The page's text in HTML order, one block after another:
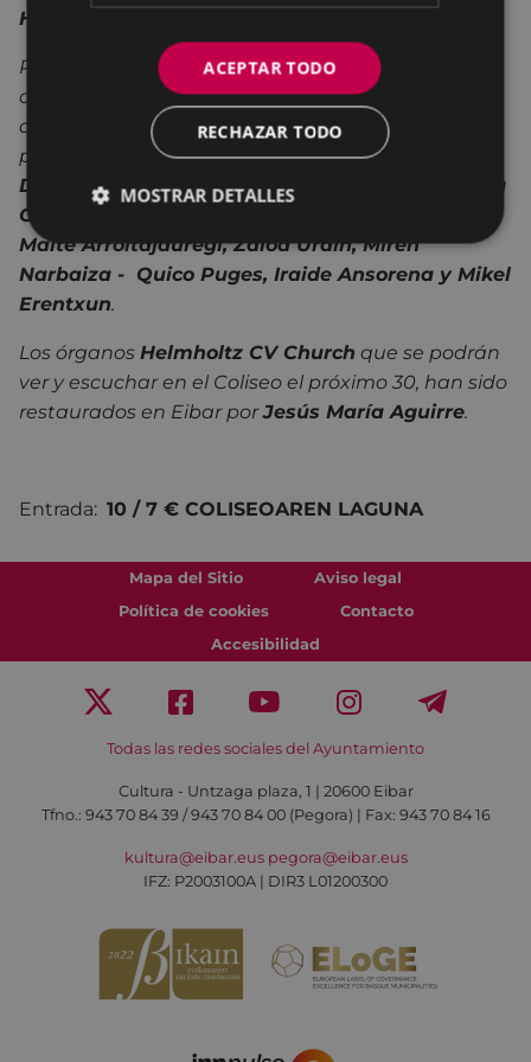
Helmholtz.
Para esta cita tan especial se ha diseñado un
atractivo cartel cuyas interpretaciones estarán
acompañadas por un órganoHelmholtz
participación deJuan Luis Aguirre y Kezka
Dantza Taldea, Mikel Azpiroz y Elkano Browning
Cream, Julián Maeso, Olatz Salvador, MZM -
Maite Arroitajauregi, Zaloa Urain, Miren
Narbaiza - Quico Puges, Iraide Ansorena y Mikel
Erentxun.
Los órganos Helmholtz CV Church que se podrán
ver y escuchar en el Coliseo el próximo 30, han sido
restaurados en Eibar porJesús María Aguirre.
Entrada: 10 / 7 € COLISEOAREN LAGUNA
Mapa del Sitio
Aviso legal
Política de cookies
Contacto
Accesibilidad
Todas las redes sociales del Ayuntamiento
Cultura - Untzaga plaza, 1 | 20600 Eibar
Tfno.: 943 70 84 39 / 943 70 84 00 (Pegora) | Fax: 943 70 84 16
kultura@eibar.eus pegora@eibar.eus
IFZ: P2003100A | DIR3 L01200300
ACEPTAR TODO
RECHAZAR TODO
MOSTRAR DETALLES